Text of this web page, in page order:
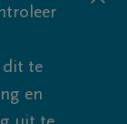
dit te
en